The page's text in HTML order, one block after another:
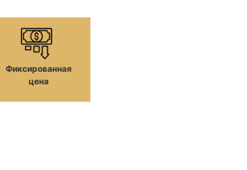
Фиксированная
цена